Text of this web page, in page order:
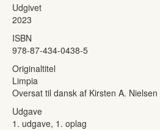
Udgivet
2023
ISBN
978-87-434-0438-5
Originaltitel
Limpia
Oversat til dansk af Kirsten A. Nielsen
Udgave
1. udgave, 1. oplag